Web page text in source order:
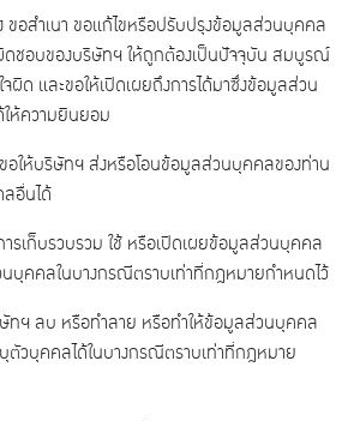
ขอสำเนา ขอแก้ไขหรือปรับปรุงข้อมูลส่วนบุคคล
ดชอบของบริษัทฯ ให้ถูกต้องเป็นปัจจุบัน สมบูรณ์
จผิด และขอให้เปิดเผยถึงการได้มาซึ่งข้อมูลส่วน
ห้ความยินยอม
ให้บริษัทฯ ส่งหรือโอนข้อมูลส่วนบุคคลของท่าน
อื่นได้
รเก็บรวบรวม ใช้ หรือเปิดเผยข้อมูลส่วนบุคคล
นบุคคลในบางกรณีตราบเท่าที่กฎหมายกำหนดไว้
ทฯ ลบ หรือทำลาย หรือทำให้ข้อมูลส่วนบุคคล
ตัวบุคคลได้ในบางกรณีตราบเท่าที่กฎหมาย